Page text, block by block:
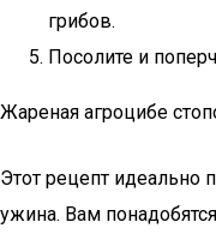
грибов.
Посолите и
Жареная агроцибе
Этот рецепт идеально
ужина. Вам